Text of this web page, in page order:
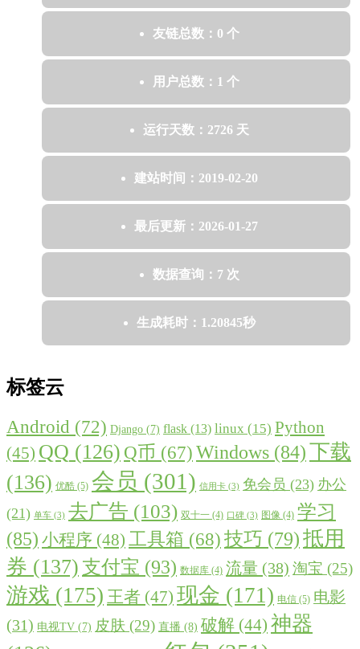
友链总数：0 个
用户总数：1 个
运行天数：2726 天
建站时间：2019-02-20
最后更新：2026-01-27
数据查询：7 次
生成耗时：1.20845秒
标签云
Android (72) Django (7) flask (13) linux (15) Python
(45) QQ (126) Q币 (67) Windows (84)下载
(136) 优酷 (5) 会员 (301) 信用卡 (3) 免会员 (23) 办公
(21) 单车 (3) 去广告 (103) 双十一 (4) 口碑 (3) 图像 (4) 学习
(85) 小程序 (48) 工具箱 (68) 技巧 (79)抵用
券 (137) 支付宝 (93) 数据库 (4) 流量 (38) 淘宝 (25)
游戏 (175) 王者 (47) 现金 (171) 电信 (5) 电影
(31) 电视TV (7) 皮肤 (29) 直播 (8) 破解 (44) 神器